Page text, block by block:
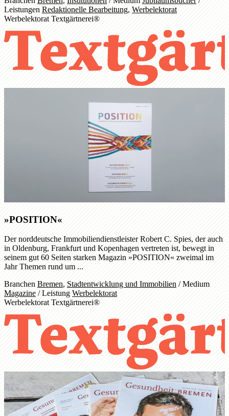
LeistungenRedaktionelle Bearbeitung,Werbelektorat
Werbelektorat Textgärtnerei®
»POSITION«
Der norddeutsche Immobiliendienstleister Robert C. Spies, der auch
in Oldenburg, Frankfurt und Kopenhagen vertreten ist, bewegt in
seinem gut 60 Seiten starken Magazin »POSITION« zweimal im
Jahr Themen rund um ...
BranchenBremen,Stadtentwicklung und Immobilien/Medium
Magazine/LeistungWerbelektorat
Werbelektorat Textgärtnerei®